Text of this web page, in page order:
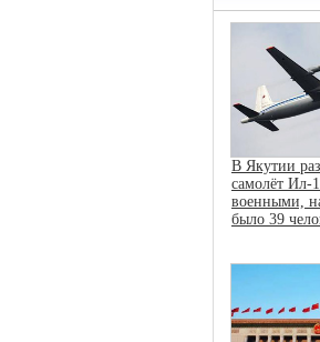
В Якутии
самолёт Ил-
военными,
было 39